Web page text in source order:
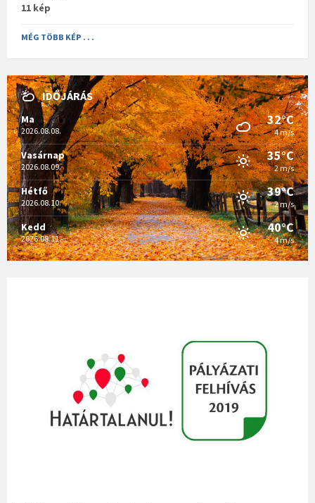
11 kép
MÉG TÖBB KÉP . . .
IDŐJÁRÁS
Ma
2026.08.08.
32°C
4 m/s
Vasárnap
2026.08.09.
35°C
2 m/s
Hétfő
2026.08.10.
39°C
2 m/s
Kedd
2026.08.11.
40°C
4 m/s